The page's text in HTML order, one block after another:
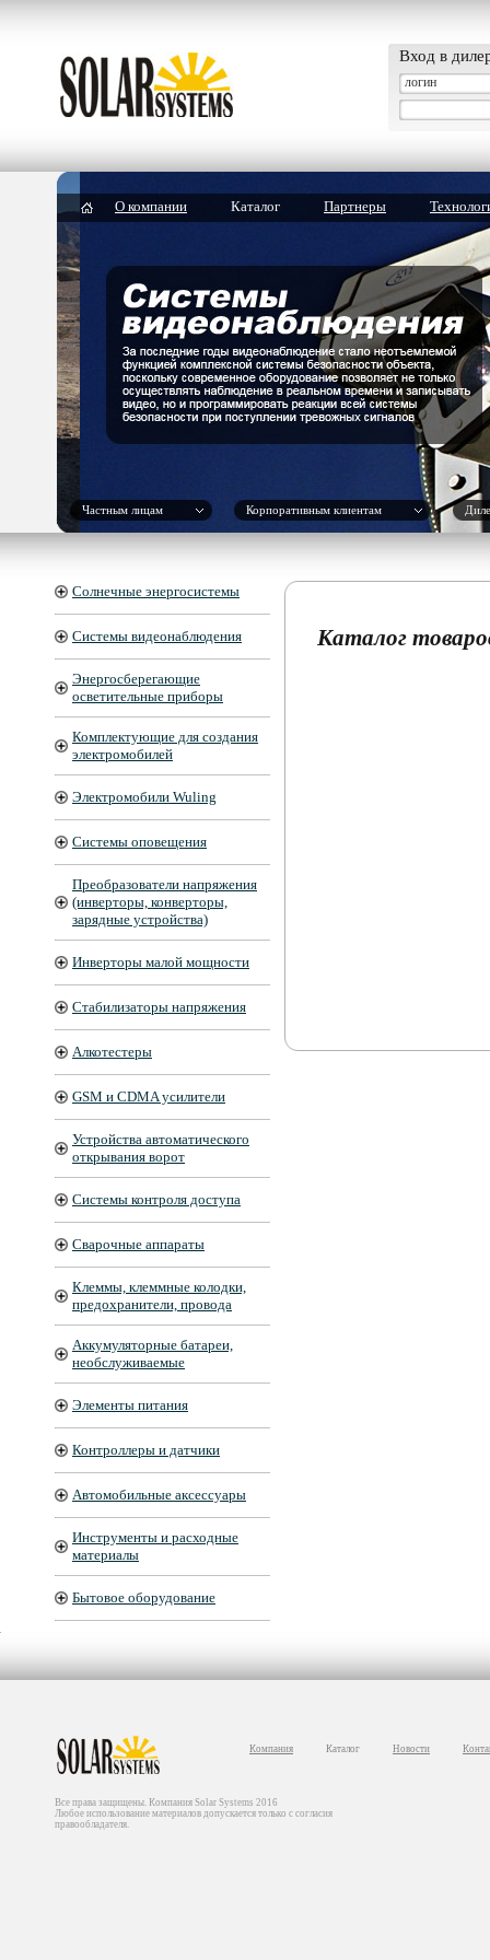
Вход в
О компании Каталог Партнеры
Частным лицам Корпоративным клиентам
Солнечные энергосистемы
Системы видеонаблюдения
Энергосберегающие
осветительные приборы
Комплектующие для создания
электромобилей
Электромобили Wuling
Системы оповещения
Преобразователи напряжения
(инверторы, конверторы,
зарядные устройства)
Инверторы малой мощности
Стабилизаторы напряжения
Алкотестеры
GSM и CDMA усилители
Устройства автоматического
открывания ворот
Системы контроля доступа
Сварочные аппараты
Клеммы, клеммные колодки,
предохранители, провода
Аккумуляторные батареи,
необслуживаемые
Элементы питания
Контроллеры и датчики
Автомобильные аксессуары
Инструменты и расходные
материалы
Бытовое оборудование
Каталог
Компания Каталог Новости
Все права защищены. Компания Solar Systems 2016
Любое использование материалов допускается только с согласия
правообладателя.